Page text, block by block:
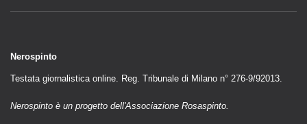
Nerospinto
Testata giornalistica online. Reg. Tribunale di Milano n° 276-9/92013.
Nerospinto è un progetto dell'Associazione Rosaspinto.